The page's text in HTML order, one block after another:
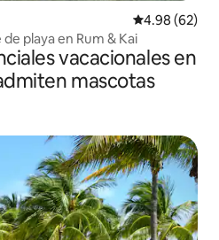
Calificación
4.98 (62)
playa en Rum & Kai
vacacionales en
mascotas